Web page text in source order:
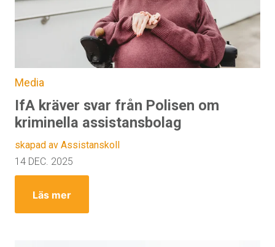
Media
IfA kräver svar från Polisen om
kriminella assistansbolag
skapad av Assistanskoll
14 DEC. 2025
Läs mer